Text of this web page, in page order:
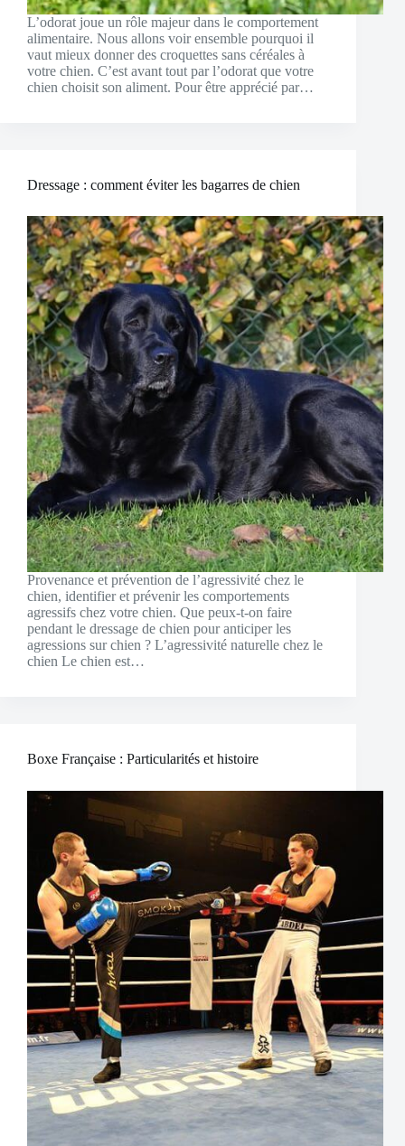
L’odorat joue un rôle majeur dans le comportement
alimentaire. Nous allons voir ensemble pourquoi il
vaut mieux donner des croquettes sans céréales à
votre chien. C’est avant tout par l’odorat que votre
chien choisit son aliment. Pour être apprécié par…
Dressage : comment éviter les bagarres de chien
Provenance et prévention de l’agressivité chez le
chien, identifier et prévenir les comportements
agressifs chez votre chien. Que peux-t-on faire
pendant le dressage de chien pour anticiper les
agressions sur chien ? L’agressivité naturelle chez le
chien Le chien est…
Boxe Française : Particularités et histoire